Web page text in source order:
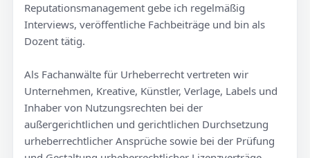
Reputationsmanagement gebe ich regelmäßig
Interviews, veröffentliche Fachbeiträge und bin als
Dozent tätig.
Als Fachanwälte für Urheberrecht vertreten wir
Unternehmen, Kreative, Künstler, Verlage, Labels und
Inhaber von Nutzungsrechten bei der
außergerichtlichen und gerichtlichen Durchsetzung
urheberrechtlicher Ansprüche sowie bei der Prüfung